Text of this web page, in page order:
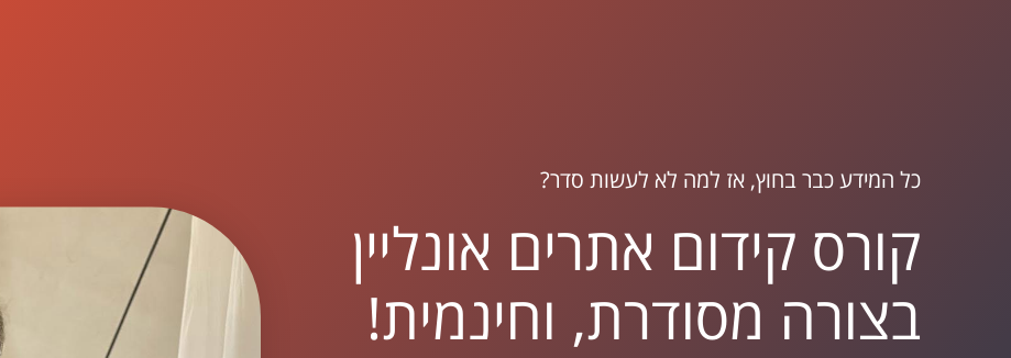
כל המידע כבר בחוץ, אז למה לא לעשות סדר?
קורס קידום אתרים אונליין
בצורה מסודרת, וחינמית!